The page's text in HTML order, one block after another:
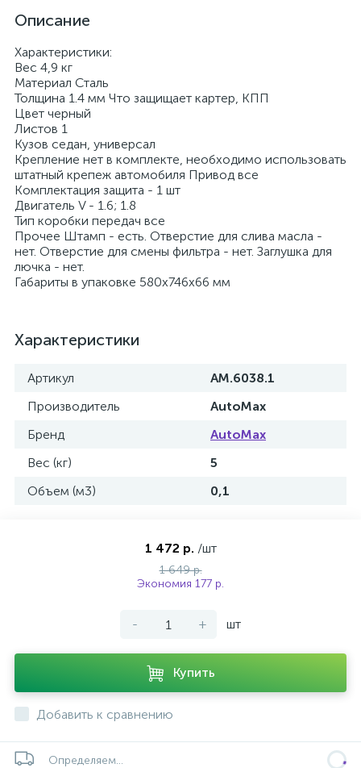
Описание
Характеристики:
Вес 4,9 кг
Материал Сталь
Толщина 1.4 мм Что защищает картер, КПП
Цвет черный
Листов 1
Кузов седан, универсал
Крепление нет в комплекте, необходимо использовать
штатный крепеж автомобиля Привод все
Комплектация защита - 1 шт
Двигатель V - 1.6; 1.8
Тип коробки передач все
Прочее Штамп - есть. Отверстие для слива масла -
нет. Отверстие для смены фильтра - нет. Заглушка для
лючка - нет.
Габариты в упаковке 580х746х66 мм
Характеристики
Артикул
AM.6038.1
Производитель
AutoMax
Бренд
AutoMax
Вес (кг)
5
Объем (м3)
0,1
1 472 р. /шт
1 649 р.
Экономия 177 р.
- + шт
Купить
Добавить к сравнению
Определяем...